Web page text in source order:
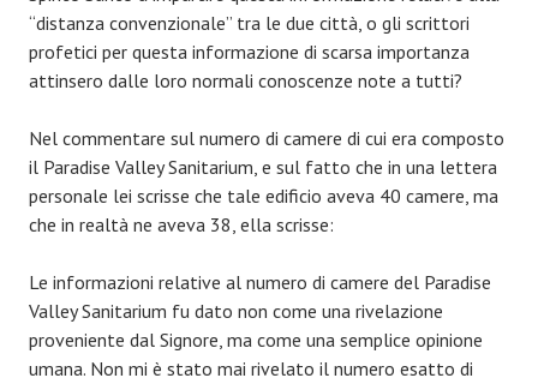
“distanza convenzionale” tra le due città, o gli scrittori
profetici per questa informazione di scarsa importanza
attinsero dalle loro normali conoscenze note a tutti?
Nel commentare sul numero di camere di cui era composto
il Paradise Valley Sanitarium, e sul fatto che in una lettera
personale lei scrisse che tale edificio aveva 40 camere, ma
che in realtà ne aveva 38, ella scrisse:
Le informazioni relative al numero di camere del Paradise
Valley Sanitarium fu dato non come una rivelazione
proveniente dal Signore, ma come una semplice opinione
umana. Non mi è stato mai rivelato il numero esatto di